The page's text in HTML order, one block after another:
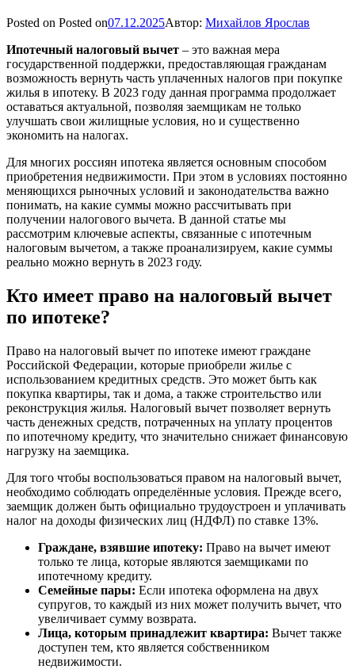
Posted on Posted on07.12.2025Автор: Михайлов Ярослав
Ипотечный налоговый вычет – это важная мера
государственной поддержки, предоставляющая гражданам
возможность вернуть часть уплаченных налогов при покупке
жилья в ипотеку. В 2023 году данная программа продолжает
оставаться актуальной, позволяя заемщикам не только
улучшать свои жилищные условия, но и существенно
экономить на налогах.
Для многих россиян ипотека является основным способом
приобретения недвижимости. При этом в условиях постоянно
меняющихся рыночных условий и законодательства важно
понимать, на какие суммы можно рассчитывать при
получении налогового вычета. В данной статье мы
рассмотрим ключевые аспекты, связанные с ипотечным
налоговым вычетом, а также проанализируем, какие суммы
реально можно вернуть в 2023 году.
Кто имеет право на налоговый вычет
по ипотеке?
Право на налоговый вычет по ипотеке имеют граждане
Российской Федерации, которые приобрели жилье с
использованием кредитных средств. Это может быть как
покупка квартиры, так и дома, а также строительство или
реконструкция жилья. Налоговый вычет позволяет вернуть
часть денежных средств, потраченных на уплату процентов
по ипотечному кредиту, что значительно снижает финансовую
нагрузку на заемщика.
Для того чтобы воспользоваться правом на налоговый вычет,
необходимо соблюдать определённые условия. Прежде всего,
заемщик должен быть официально трудоустроен и уплачивать
налог на доходы физических лиц (НДФЛ) по ставке 13%.
Граждане, взявшие ипотеку: Право на вычет имеют
только те лица, которые являются заемщиками по
ипотечному кредиту.
Семейные пары: Если ипотека оформлена на двух
супругов, то каждый из них может получить вычет, что
увеличивает сумму возврата.
Лица, которым принадлежит квартира: Вычет также
доступен тем, кто является собственником
недвижимости.